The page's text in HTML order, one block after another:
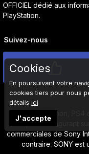
OFFICIEL dédié aux
PlayStation.
Suivez-nous
produits figurant
commerciales de Sony
contraire. SONY est
Cookies
En poursuivant votre
cookies tiers pour nous
détails ici
J'accepte